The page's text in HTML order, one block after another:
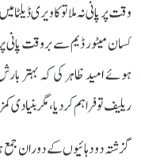
وقت پر پانی نہ ملا تو کاویری
کسان میٹور ڈیم سے بروقت پانی
ہوئے امید ظاہر کی کہ بہتر
ریلیف تو فراہم کر دیا، مگر
گزشتہ دو دہائیوں کے دوران